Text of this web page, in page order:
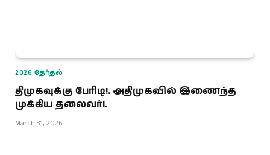
2026 தேர்தல்
திமுகவுக்கு பேரிடி!. அதிமுகவில் இணைந்த
முக்கிய தலைவர்!.
March 31, 2026